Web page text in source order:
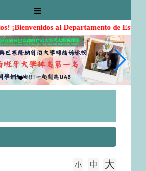
¡Bienvenidos al Departamento de Español!
小 中 大